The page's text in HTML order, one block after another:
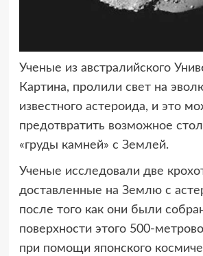
Ученые из австралийского
Картина, пролили свет на
известного астероида, и это
предотвратить возможное
«груды камней» с Землей.
Ученые исследовали две
доставленные на Землю с
после того как они были
поверхности этого 500-
при помощи японского